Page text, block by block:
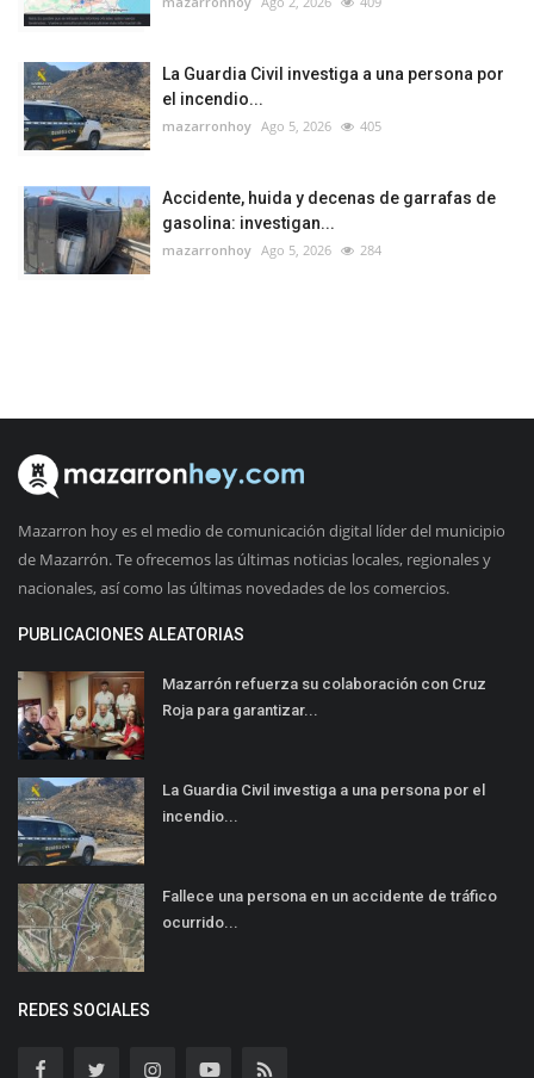
La Guardia Civil investiga a una persona por
el incendio...
mazarronhoy Ago 5, 2026 405
Accidente, huida y decenas de garrafas de
gasolina: investigan...
mazarronhoy Ago 5, 2026 284
Mazarron hoy es el medio de comunicación digital líder del municipio
de Mazarrón. Te ofrecemos las últimas noticias locales, regionales y
nacionales, así como las últimas novedades de los comercios.
PUBLICACIONES ALEATORIAS
Mazarrón refuerza su colaboración con Cruz
Roja para garantizar...
La Guardia Civil investiga a una persona por el
incendio...
Fallece una persona en un accidente de tráfico
ocurrido...
REDES SOCIALES